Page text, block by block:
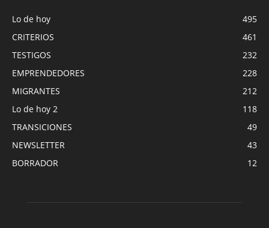
Lo de hoy
495
CRITERIOS
461
TESTIGOS
232
EMPRENDEDORES
228
MIGRANTES
212
Lo de hoy 2
118
TRANSICIONES
49
NEWSLETTER
43
BORRADOR
12